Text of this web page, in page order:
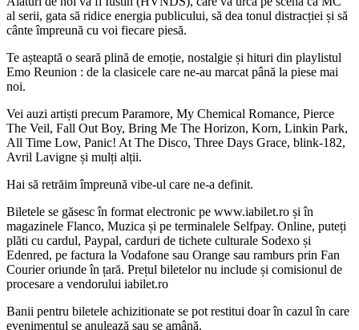
al serii, gata să ridice energia publicului, să dea tonul distracției și să
cânte împreună cu voi fiecare piesă.
Te așteaptă o seară plină de emoție, nostalgie și hituri din playlistul
Emo Reunion : de la clasicele care ne-au marcat până la piese mai
noi.
Vei auzi artiști precum Paramore, My Chemical Romance, Pierce
The Veil, Fall Out Boy, Bring Me The Horizon, Korn, Linkin Park,
All Time Low, Panic! At The Disco, Three Days Grace, blink-182,
Avril Lavigne și mulți alții.
Hai să retrăim împreună vibe-ul care ne-a definit.
Biletele se găsesc în format electronic pe www.iabilet.ro și în
magazinele Flanco, Muzica și pe terminalele Selfpay. Online, puteți
plăti cu cardul, Paypal, carduri de tichete culturale Sodexo și
Edenred, pe factura la Vodafone sau Orange sau ramburs prin Fan
Courier oriunde în țară. Prețul biletelor nu include și comisionul de
procesare a vendorului iabilet.ro
Banii pentru biletele achizitionate se pot restitui doar în cazul în care
evenimentul se anulează sau se amână.